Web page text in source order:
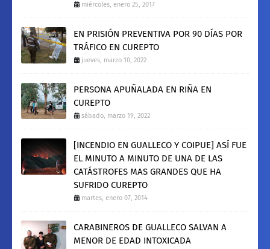
miércoles, enero 25, 2017
EN PRISIÓN PREVENTIVA POR 90 DÍAS POR
TRÁFICO EN CUREPTO
jueves, marzo 10, 2022
PERSONA APUÑALADA EN RIÑA EN
CUREPTO
sábado, marzo 19, 2022
[INCENDIO EN GUALLECO Y COIPUE] ASÍ FUE
EL MINUTO A MINUTO DE UNA DE LAS
CATÁSTROFES MAS GRANDES QUE HA
SUFRIDO CUREPTO
martes, enero 07, 2014
CARABINEROS DE GUALLECO SALVAN A
MENOR DE EDAD INTOXICADA